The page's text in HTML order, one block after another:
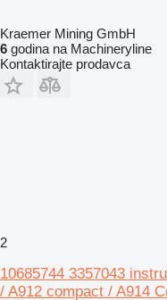
Kraemer Mining GmbH
6 godina na Machineryline
Kontaktirajte prodavca
2
10685744 3357043
/ A912 compact / A914